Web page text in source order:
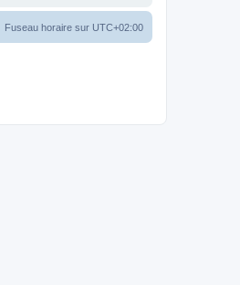
Fuseau horaire sur UTC+02:00